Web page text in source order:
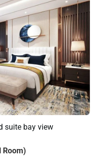
suite bay view
Room)